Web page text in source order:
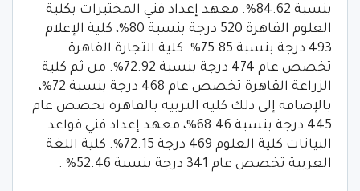
بنسبة 84.62%. معهد إعداد فني المختبرات بكلية
العلوم القاهرة 520 درجة بنسبة 80%، كلية الإعلام
493 درجة بنسبة 75.85%. كلية التجارة القاهرة
تخصص عام 474 درجة بنسبة 72.92%. من ثم كلية
الزراعة القاهرة تخصص عام 468 درجة بنسبة 72%،
بالإضافة إلى ذلك كلية التربية بالقاهرة تخصص عام
445 درجة بنسبة 68.46%، معهد إعداد فني قواعد
البيانات كلية العلوم 469 درجة 72.15%. كلية اللغة
العربية تخصص عام 341 درجة بنسبة 52.46% .